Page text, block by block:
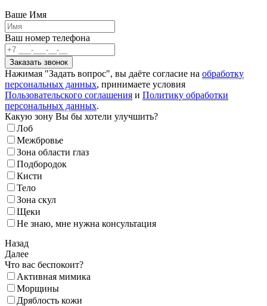
Ваше Имя
Ваш номер телефона
Нажимая "Задать вопрос", вы даёте согласие на обработку
персональных данных, принимаете условия
Пользовательского соглашения и Политику обработки
персональных данных.
Какую зону Вы бы хотели улучшить?
Лоб
Межбровье
Зона области глаз
Подбородок
Кисти
Тело
Зона скул
Щеки
Не знаю, мне нужна консультация
Назад
Далее
Что вас беспокоит?
Активная мимика
Морщины
Дряблость кожи